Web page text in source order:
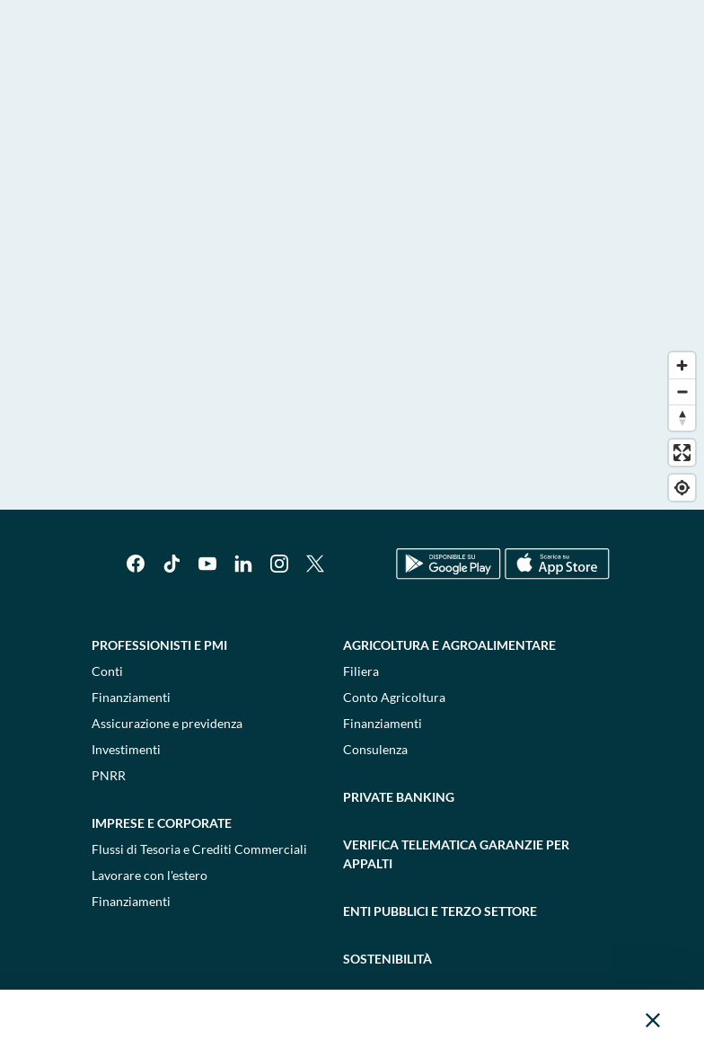
PROFESSIONISTI E PMI
Conti
Finanziamenti
Assicurazione e previdenza
Investimenti
PNRR
IMPRESE E CORPORATE
Flussi di Tesoria e Crediti Commerciali
Lavorare con l'estero
Finanziamenti
AGRICOLTURA E AGROALIMENTARE
Filiera
Conto Agricoltura
Finanziamenti
Consulenza
PRIVATE BANKING
VERIFICA TELEMATICA GARANZIE PER
APPALTI
ENTI PUBBLICI E TERZO SETTORE
SOSTENIBILITÀ